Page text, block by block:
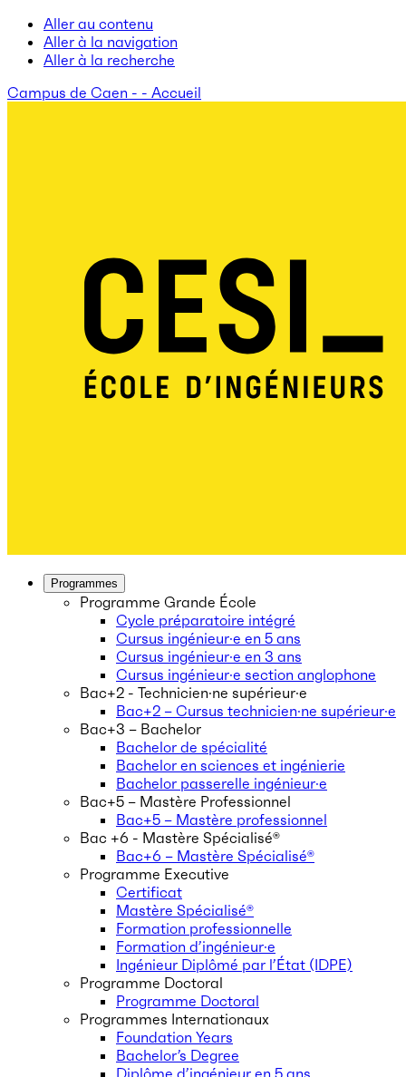
Aller au contenu
Aller à la navigation
Aller à la recherche
Campus de Caen - - Accueil
Programmes
Programme Grande École
Cycle préparatoire intégré
Cursus ingénieur·e en 5 ans
Cursus ingénieur·e en 3 ans
Cursus ingénieur·e section anglophone
Bac+2 - Technicien·ne supérieur·e
Bac+2 – Cursus technicien·ne supérieur·e
Bac+3 – Bachelor
Bachelor de spécialité
Bachelor en sciences et ingénierie
Bachelor passerelle ingénieur·e
Bac+5 – Mastère Professionnel
Bac+5 – Mastère professionnel
Bac +6 - Mastère Spécialisé®
Bac+6 – Mastère Spécialisé®
Programme Executive
Certificat
Mastère Spécialisé®
Formation professionnelle
Formation d’ingénieur·e
Ingénieur Diplômé par l’État (IDPE)
Programme Doctoral
Programme Doctoral
Programmes Internationaux
Foundation Years
Bachelor’s Degree
Diplôme d’ingénieur en 5 ans